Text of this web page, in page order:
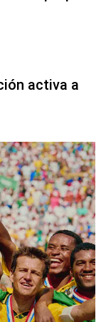
activa a